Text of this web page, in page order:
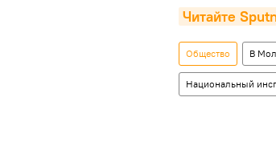
Читайте
Общество В
Национальный